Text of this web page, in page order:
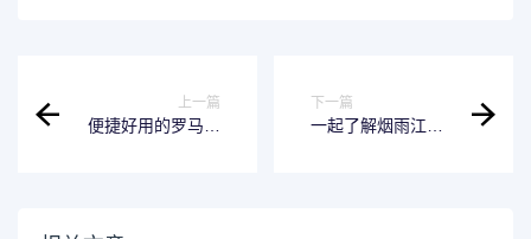
上一篇
便捷好用的罗马数
下一篇
一起了解烟雨江湖